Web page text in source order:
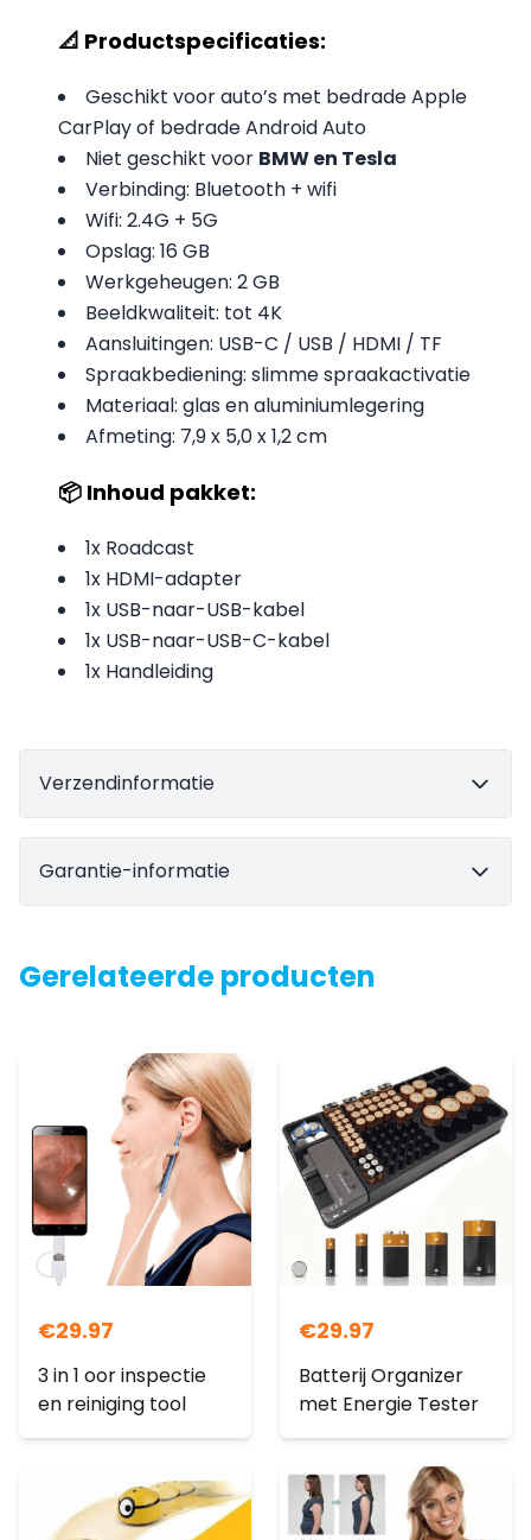
📐 Productspecificaties:
Geschikt voor auto’s met bedrade Apple
CarPlay of bedrade Android Auto
Niet geschikt voor BMW en Tesla
Verbinding: Bluetooth + wifi
Wifi: 2.4G + 5G
Opslag: 16 GB
Werkgeheugen: 2 GB
Beeldkwaliteit: tot 4K
Aansluitingen: USB-C / USB / HDMI / TF
Spraakbediening: slimme spraakactivatie
Materiaal: glas en aluminiumlegering
Afmeting: 7,9 x 5,0 x 1,2 cm
📦 Inhoud pakket:
1x Roadcast
1x HDMI-adapter
1x USB-naar-USB-kabel
1x USB-naar-USB-C-kabel
1x Handleiding
Verzendinformatie
Garantie-informatie
Gerelateerde producten
€29.97
3 in 1 oor inspectie
en reiniging tool
€29.97
Batterij Organizer
met Energie Tester